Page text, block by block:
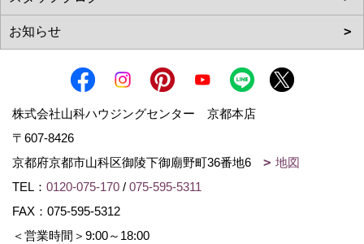
株式会社山科ハウジングセンター 京都本店
〒607-8426
京都府京都市山科区御陵下御廟野町36番地6
地図
TEL： 0120-075-170 / 075-595-5311
FAX：075-595-5312
＜営業時間＞9:00～18:00